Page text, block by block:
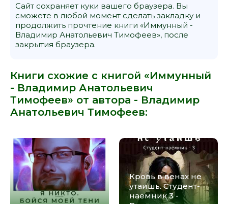
Сайт сохраняет куки вашего браузера. Вы
сможете в любой момент сделать закладку и
продолжить прочтение книги «Иммунный -
Владимир Анатольевич Тимофеев», после
закрытия браузера.
Книги схожие с книгой «Иммунный
- Владимир Анатольевич
Тимофеев» от автора - Владимир
Анатольевич Тимофеев:
Кровь в венах не
утаишь. Студент-
наемник 3 -